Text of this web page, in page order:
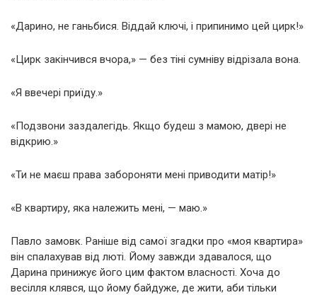
«Дарино, не ганьбися. Віддай ключі, і припинимо цей цирк!»
«Цирк закінчився вчора,» — без тіні сумніву відрізала вона.
«Я ввечері приїду.»
«Подзвони заздалегідь. Якщо будеш з мамою, двері не
відкрию.»
«Ти не маєш права забороняти мені приводити матір!»
«В квартиру, яка належить мені, — маю.»
Павло замовк. Раніше від самої згадки про «моя квартира»
він спалахував від люті. Йому завжди здавалося, що
Дарина принижує його цим фактом власності. Хоча до
весілля клявся, що йому байдуже, де жити, аби тільки